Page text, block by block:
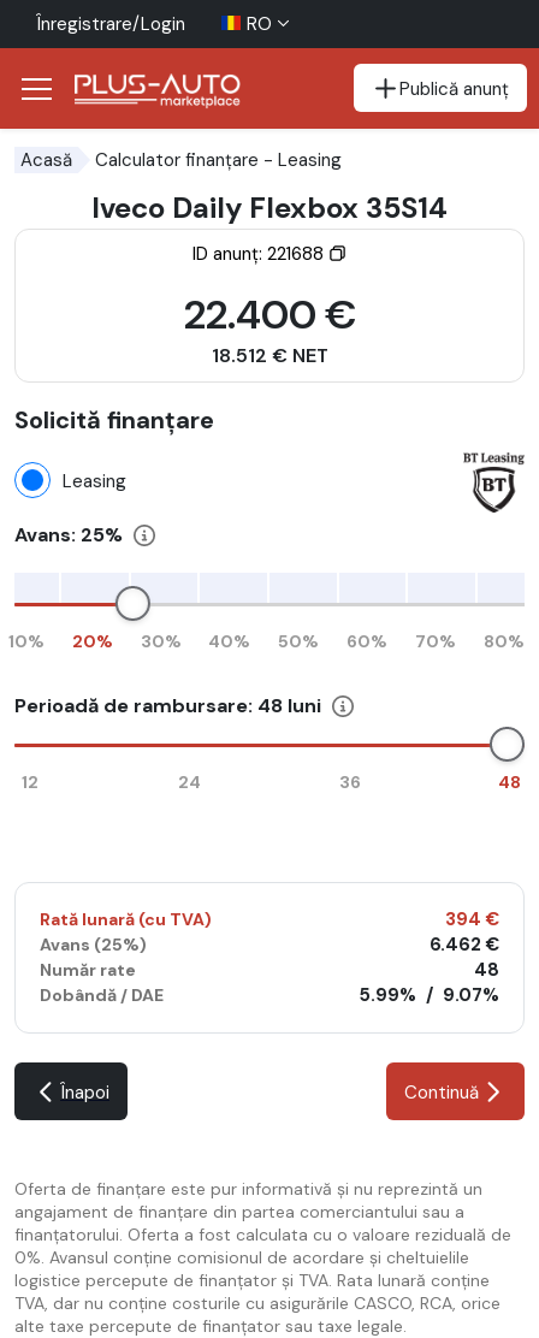
Înregistrare/Login RO
Publică anunț
Acasă Calculator finanțare - Leasing
Iveco Daily Flexbox 35S14
ID anunț: 221688
22.400 €
18.512 € NET
Solicită finanțare
Leasing
Avans: 25%
10% 20% 30% 40% 50% 60% 70% 80%
Perioadă de rambursare: 48 luni
12 24 36 48
Rată lunară (cu TVA) 394 €
Avans (25%) 6.462 €
Număr rate 48
Dobândă / DAE 5.99% / 9.07%
Înapoi Continuă
Oferta de finanțare este pur informativă și nu reprezintă un
angajament de finanțare din partea comerciantului sau a
finanțatorului. Oferta a fost calculata cu o valoare reziduală de
0%. Avansul conține comisionul de acordare și cheltuielile
logistice percepute de finanțator și TVA. Rata lunară conține
TVA, dar nu conține costurile cu asigurările CASCO, RCA, orice
alte taxe percepute de finanțator sau taxe legale.